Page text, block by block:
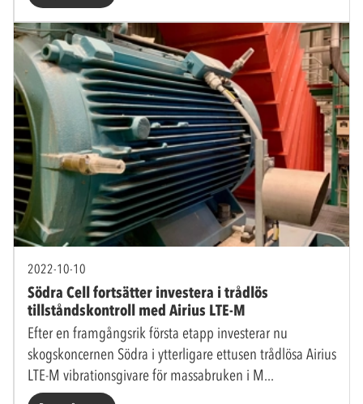
2022-10-10
Södra Cell fortsätter investera i trådlös
tillståndskontroll med Airius LTE-M
Efter en framgångsrik första etapp investerar nu
skogskoncernen Södra i ytterligare ettusen trådlösa Airius
LTE-M vibrationsgivare för massabruken i M